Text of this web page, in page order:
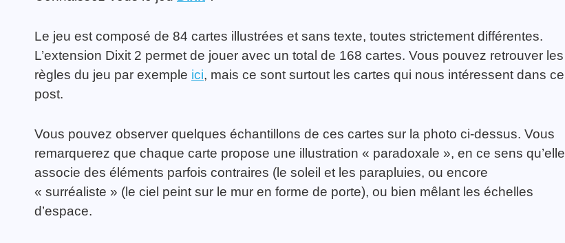
Le jeu est composé de 84 cartes illustrées et sans texte, toutes strictement différentes.
L’extension Dixit 2 permet de jouer avec un total de 168 cartes. Vous pouvez retrouver les
règles du jeu par exemple ici, mais ce sont surtout les cartes qui nous intéressent dans ce
post.
Vous pouvez observer quelques échantillons de ces cartes sur la photo ci-dessus. Vous
remarquerez que chaque carte propose une illustration « paradoxale », en ce sens qu’elle
associe des éléments parfois contraires (le soleil et les parapluies, ou encore
« surréaliste » (le ciel peint sur le mur en forme de porte), ou bien mêlant les échelles
d’espace.